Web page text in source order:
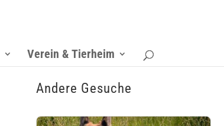
Verein & Tierheim
Andere Gesuche